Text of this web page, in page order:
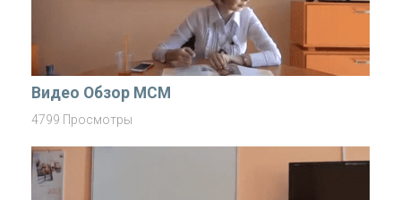
Видео Обзор MCM
4799 Просмотры